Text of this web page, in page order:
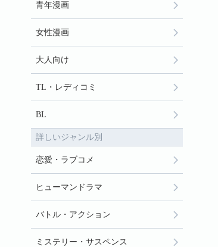
青年漫画
女性漫画
大人向け
TL・レディコミ
BL
詳しいジャンル別
恋愛・ラブコメ
ヒューマンドラマ
バトル・アクション
ミステリー・サスペンス